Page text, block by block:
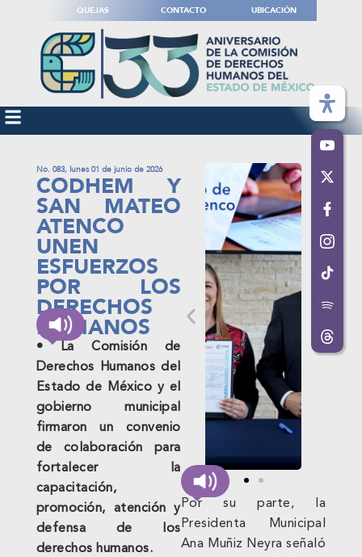
QUEJAS CONTACTO UBICACIÓN
No. 083, lunes 01 de junio de 2026
CODHEM Y
SAN MATEO
ATENCO
UNEN
ESFUERZOS
POR LOS
DERECHOS
HUMANOS
• La Comisión de
Derechos Humanos del
Estado de México y el
gobierno municipal
firmaron un convenio
de colaboración para
fortalecer la
capacitación,
promoción, atención y
defensa de los
derechos humanos.
Por su parte, la
Presidenta Municipal
Ana Muñiz Neyra señaló